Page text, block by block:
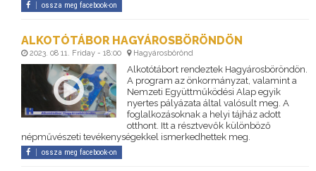
ossza meg facebook-on
ALKOTÓTÁBOR HAGYÁROSBÖRÖNDÖN
2023. 08 11. Friday - 18:00 Hagyárosbörönd
Alkotótábort rendeztek Hagyárosböröndön.
A program az önkormányzat, valamint a
Nemzeti Együttműködési Alap egyik
nyertes pályázata által valósult meg. A
foglalkozásoknak a helyi tájház adott
otthont. Itt a résztvevők különböző
népművészeti tevékenységekkel ismerkedhettek meg.
ossza meg facebook-on